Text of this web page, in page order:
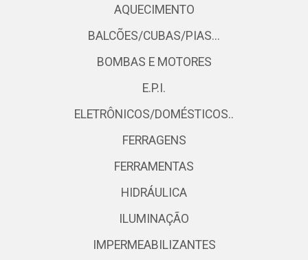
AQUECIMENTO
BALCÕES/CUBAS/PIAS...
BOMBAS E MOTORES
E.P.I.
ELETRÔNICOS/DOMÉSTICOS..
FERRAGENS
FERRAMENTAS
HIDRÁULICA
ILUMINAÇÃO
IMPERMEABILIZANTES